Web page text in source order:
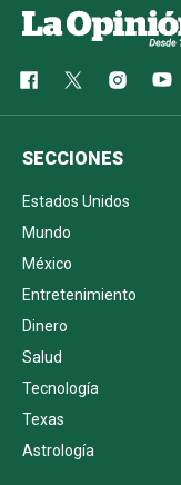
SECCIONES
Estados Unidos
Mundo
México
Entretenimiento
Dinero
Salud
Tecnología
Texas
Astrología